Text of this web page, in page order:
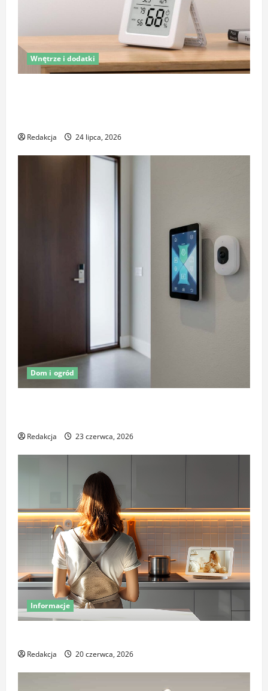
Wnętrze i dodatki
Redakcja 24 lipca, 2026
Dom i ogród
Redakcja 23 czerwca, 2026
Informacje
Redakcja 20 czerwca, 2026